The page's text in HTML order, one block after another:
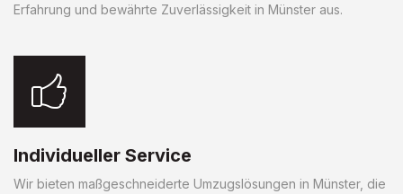
Erfahrung und bewährte Zuverlässigkeit in Münster aus.
Individueller Service
Wir bieten maßgeschneiderte Umzugslösungen in Münster, die